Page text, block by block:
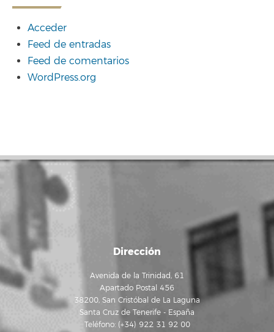
Acceder
Feed de entradas
Feed de comentarios
WordPress.org
Dirección
Avenida de la Trinidad, 61
Apartado Postal 456
38200, San Cristóbal de La Laguna
Santa Cruz de Tenerife - España
Teléfono: (+34) 922 31 92 00